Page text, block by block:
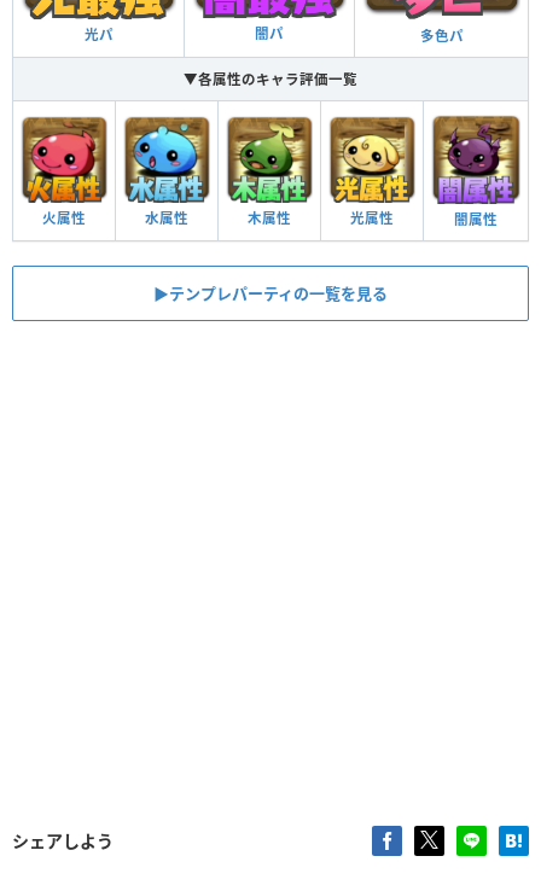
光パ 闇パ 多色パ
▼各属性のキャラ評価一覧
火属性 水属性 木属性 光属性 闇属性
▶︎テンプレパーティの一覧を見る
シェアしよう